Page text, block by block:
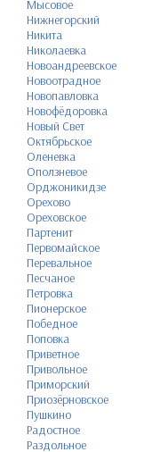
Мысовое
Нижнегорский
Никита
Николаевка
Новоандреевское
Новоотрадное
Новопавловка
Новофёдоровка
Новый Свет
Октябрьское
Оленевка
Оползневое
Орджоникидзе
Орехово
Ореховское
Партенит
Первомайское
Перевальное
Песчаное
Петровка
Пионерское
Победное
Поповка
Приветное
Привольное
Приморский
Приозёрновское
Пушкино
Радостное
Раздольное